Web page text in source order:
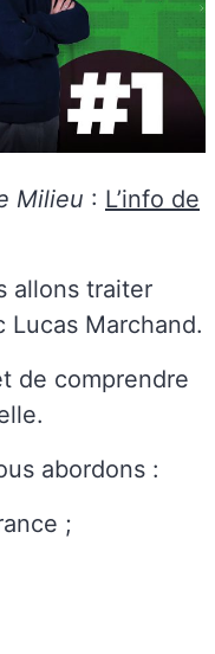
Milieu : L’info de
allons traiter
Lucas Marchand.
de comprendre
abordons :
;